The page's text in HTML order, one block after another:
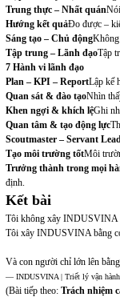
Trung thực – Nhất quán
Hướng kết quảĐo được –
Sáng tạo – Chủ độngKhông
Tập trung – Lãnh đạoTập
7 Hành vi lãnh đạo
Plan – KPI – ReportLập kế
Quan sát & đào tạoNhìn
Khen ngợi & khích lệGhi
Quan tâm & tạo động lực
Scoutmaster – Servant
Tạo môi trường tốtMôi
Trưởng thành trong mọi
định.
Kết bài
Tôi không xây INDUSVINA
Tôi xây INDUSVINA bằng
Và con người chỉ lớn lên
— INDUSVINA | Triết lý vận hành
(Bài tiếp theo: Trách nhiệm